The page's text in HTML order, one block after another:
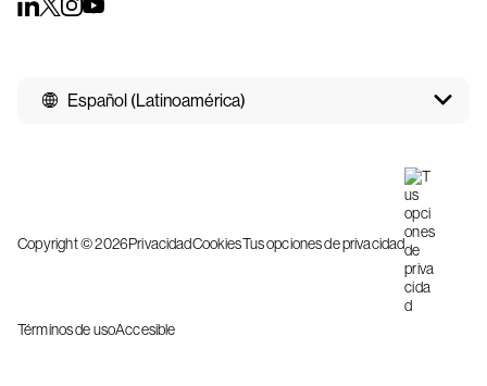
Español (Latinoamérica)
Copyright © 2026PrivacidadCookiesTus opciones de privacidad
Términos de usoAccesible